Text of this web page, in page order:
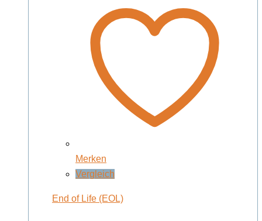
Merken
Vergleich
End of Life (EOL)